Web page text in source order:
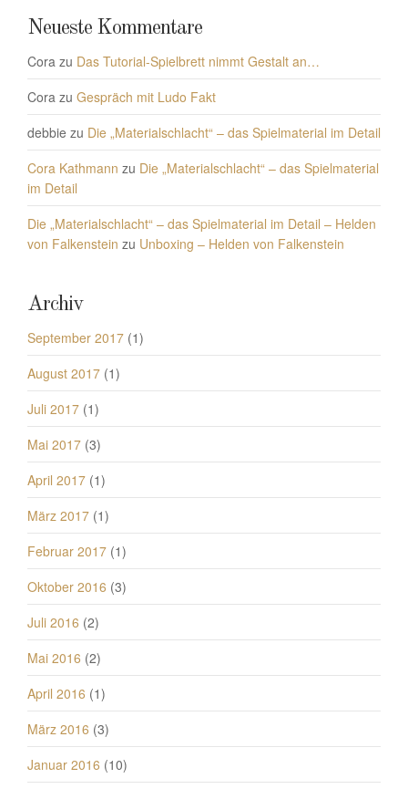
Neueste Kommentare
Cora zu Das Tutorial-Spielbrett nimmt Gestalt an…
Cora zu Gespräch mit Ludo Fakt
debbie zu Die „Materialschlacht“ – das Spielmaterial im Detail
Cora Kathmann zu Die „Materialschlacht“ – das Spielmaterial
im Detail
Die „Materialschlacht“ – das Spielmaterial im Detail – Helden
von Falkenstein zu Unboxing – Helden von Falkenstein
Archiv
September 2017 (1)
August 2017 (1)
Juli 2017 (1)
Mai 2017 (3)
April 2017 (1)
März 2017 (1)
Februar 2017 (1)
Oktober 2016 (3)
Juli 2016 (2)
Mai 2016 (2)
April 2016 (1)
März 2016 (3)
Januar 2016 (10)